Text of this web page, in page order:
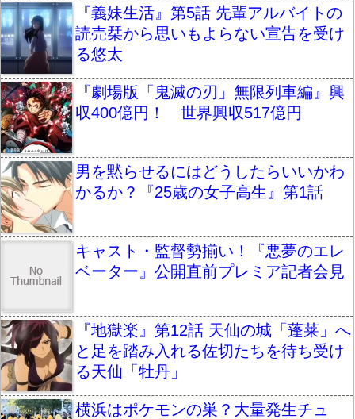
『義妹生活』第5話 先輩アルバイトの
読売栞から思いもよらない宣告を受け
る悠太
『劇場版「鬼滅の刃」無限列車編』興
収400億円！ 世界興収517億円
男を黙らせるにはどうしたらいいかわ
かるか？『25歳の女子高生』第1話
キャスト・監督勢揃い！『悪夢のエレ
ベーター』公開直前プレミア記者会見
『地獄楽』第12話 天仙の城「蓬莱」へ
と足を踏み入れる佐切たちを待ち受け
る天仙「牡丹」
横浜はポケモンの巣？大量発生チュ